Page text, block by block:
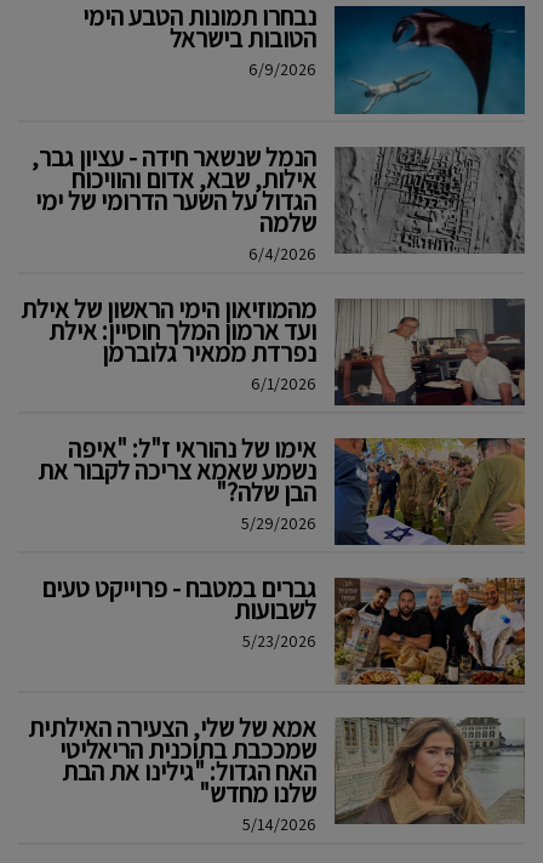
נבחרו תמונות הטבע הימי
הטובות בישראל
6/9/2026
הנמל שנשאר חידה - עציון גבר,
אילות, שבא, אדום והוויכוח
הגדול על השער הדרומי של ימי
שלמה
6/4/2026
מהמוזיאון הימי הראשון של אילת
ועד ארמון המלך חוסיין: אילת
נפרדת ממאיר גלוברמן
6/1/2026
אימו של נהוראי ז"ל: "איפה
נשמע שאמא צריכה לקבור את
הבן שלה?"
5/29/2026
גברים במטבח - פרוייקט טעים
לשבועות
5/23/2026
אמא של שלי, הצעירה האילתית
שמככבת בתוכנית הריאליטי
האח הגדול: "גילינו את הבת
שלנו מחדש"
5/14/2026